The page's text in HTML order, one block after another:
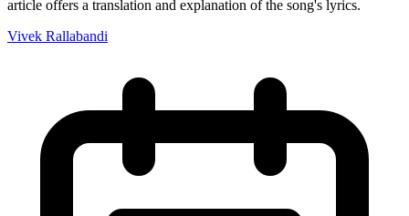
article offers a translation and explanation of the song's lyrics.
Vivek Rallabandi